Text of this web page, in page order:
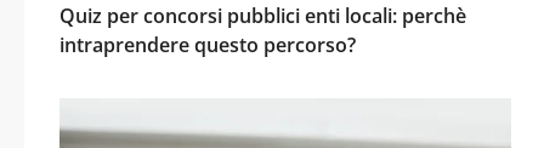
Quiz per concorsi pubblici enti locali: perchè
intraprendere questo percorso?